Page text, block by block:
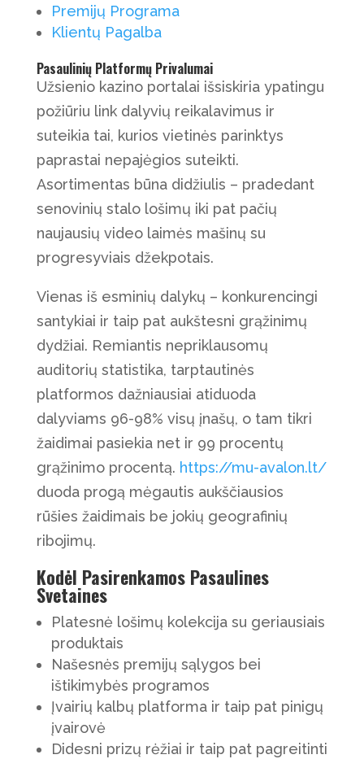
Premijų Programa
Klientų Pagalba
Pasaulinių Platformų Privalumai
Užsienio kazino portalai išsiskiria ypatingu
požiūriu link dalyvių reikalavimus ir
suteikia tai, kurios vietinės parinktys
paprastai nepajėgios suteikti.
Asortimentas būna didžiulis – pradedant
senovinių stalo lošimų iki pat pačių
naujausių video laimės mašinų su
progresyviais džekpotais.
Vienas iš esminių dalykų – konkurencingi
santykiai ir taip pat aukštesni grąžinimų
dydžiai. Remiantis nepriklausomų
auditorių statistika, tarptautinės
platformos dažniausiai atiduoda
dalyviams 96-98% visų įnašų, o tam tikri
žaidimai pasiekia net ir 99 procentų
grąžinimo procentą. https://mu-avalon.lt/
duoda progą mėgautis aukščiausios
rūšies žaidimais be jokių geografinių
ribojimų.
Kodėl Pasirenkamos Pasaulines
Svetaines
Platesnė lošimų kolekcija su geriausiais
produktais
Našesnės premijų sąlygos bei
ištikimybės programos
Įvairių kalbų platforma ir taip pat pinigų
įvairovė
Didesni prizų rėžiai ir taip pat pagreitinti